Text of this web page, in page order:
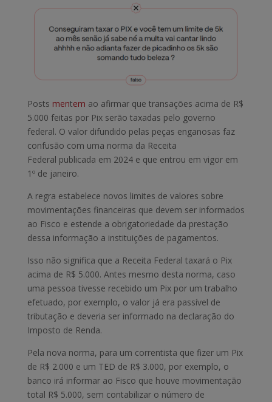
Posts mentem ao afirmar que transações acima de R$
5.000 feitas por Pix serão taxadas pelo governo
federal. O valor difundido pelas peças enganosas faz
confusão com uma norma da Receita
Federal publicada em 2024 e que entrou em vigor em
1º de janeiro.
A regra estabelece novos limites de valores sobre
movimentações financeiras que devem ser informados
ao Fisco e estende a obrigatoriedade da prestação
dessa informação a instituições de pagamentos.
Isso não significa que a Receita Federal taxará o Pix
acima de R$ 5.000. Antes mesmo desta norma, caso
uma pessoa tivesse recebido um Pix por um trabalho
efetuado, por exemplo, o valor já era passível de
tributação e deveria ser informado na declaração do
Imposto de Renda.
Pela nova norma, para um correntista que fizer um Pix
de R$ 2.000 e um TED de R$ 3.000, por exemplo, o
banco irá informar ao Fisco que houve movimentação
total R$ 5.000, sem contabilizar o número de